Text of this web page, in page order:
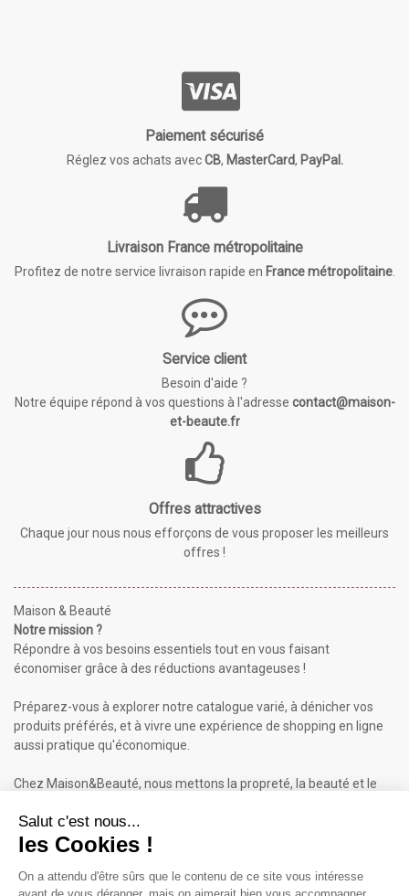
Paiement sécurisé
Réglez vos achats avecCB, MasterCard, PayPal.
Livraison France métropolitaine
Profitez de notre service livraison rapide en France métropolitaine.
Service client
Besoin d'aide ?
Notre équipe répond à vos questions à l'adresse contact@maison-
et-beaute.fr
Offres attractives
Chaque jour nous nous efforçons de vous proposer les meilleurs
offres !
Maison & Beauté
Notre mission ?
Répondre à vos besoins essentiels tout en vous faisant
économiser grâce à des réductions avantageuses !
Préparez-vous à explorer notre catalogue varié, à dénicher vos
produits préférés, et à vivre une expérience de shopping en ligne
aussi pratique qu'économique.
Chez Maison&Beauté, nous mettons la propreté, la beauté et le
Maison & Beauté : Informations
À propos de nous
Conditions générales de vente (CGV)